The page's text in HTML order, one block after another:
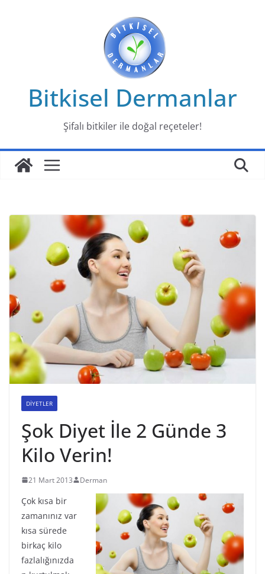
Bitkisel Dermanlar
Şifalı bitkiler ile doğal reçeteler!
DİYETLER
Şok Diyet İle 2 Günde 3
Kilo Verin!
21 Mart 2013 Derman
Çok kısa bir
zamanınız var
kısa sürede
birkaç kilo
fazlalığınızda